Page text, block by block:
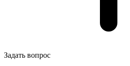
Задать вопрос